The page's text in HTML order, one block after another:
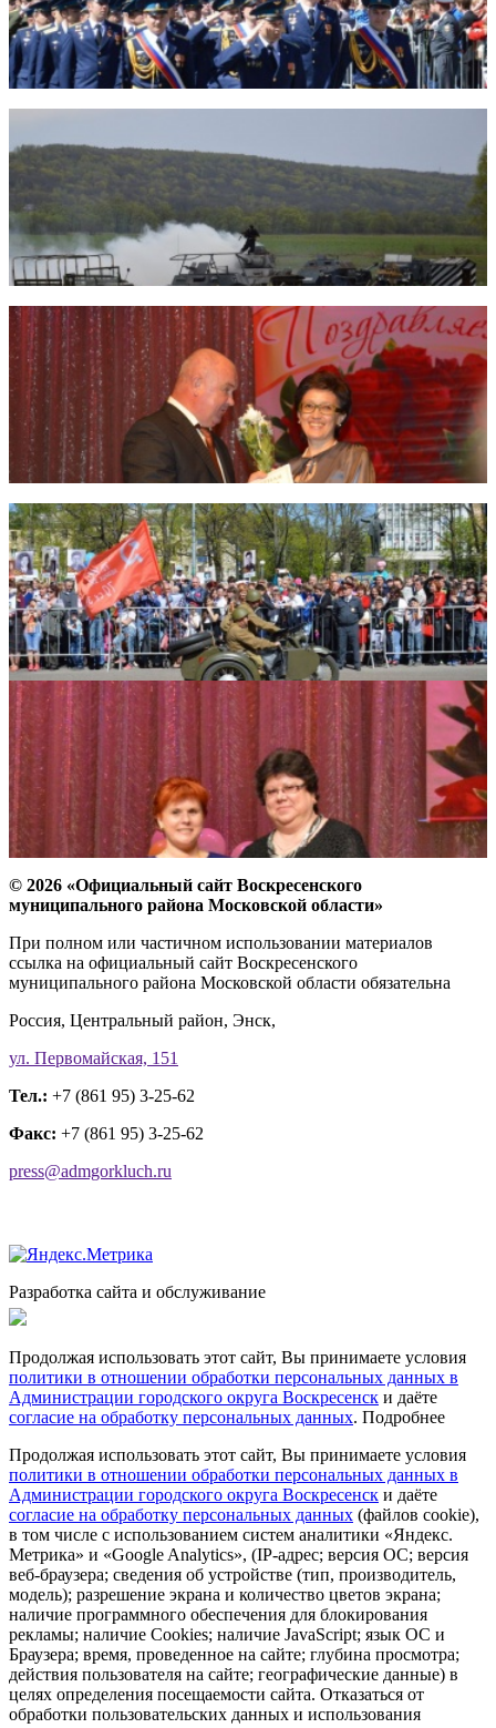
© 2026 «Официальный сайт Воскресенского
муниципального района Московской области»
При полном или частичном использовании материалов
ссылка на официальный сайт Воскресенского
муниципального района Московской области обязательна
Россия, Центральный район, Энск,
ул. Первомайская, 151
Тел.: +7 (861 95) 3-25-62
Факс: +7 (861 95) 3-25-62
press@admgorkluch.ru
Разработка сайта и обслуживание
Продолжая использовать этот сайт, Вы принимаете условия
политики в отношении обработки персональных данных в
Администрации городского округа Воскресенск и даёте
согласие на обработку персональных данных. Подробнее
Продолжая использовать этот сайт, Вы принимаете условия
политики в отношении обработки персональных данных в
Администрации городского округа Воскресенск и даёте
согласие на обработку персональных данных (файлов cookie),
в том числе с использованием систем аналитики «Яндекс.
Метрика» и «Google Analytics», (IP-адрес; версия ОС; версия
веб-браузера; сведения об устройстве (тип, производитель,
модель); разрешение экрана и количество цветов экрана;
наличие программного обеспечения для блокирования
рекламы; наличие Cookies; наличие JavaScript; язык ОС и
Браузера; время, проведенное на сайте; глубина просмотра;
действия пользователя на сайте; географические данные) в
целях определения посещаемости сайта. Отказаться от
обработки пользовательских данных и использования